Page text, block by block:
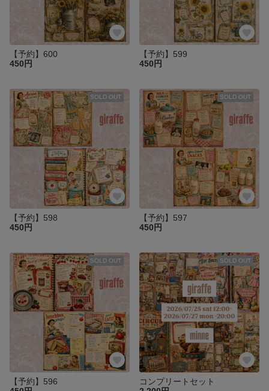
【予約】600
450円
【予約】599
450円
SOLD OUT
【予約】598
450円
SOLD OUT
【予約】597
450円
SOLD OUT
【予約】596
SOLD OUT
コンプリートセット